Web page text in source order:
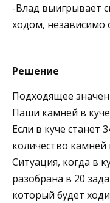
-Влад выигрывает
ходом, независимо
Решение
Подходящее
Паши камней в куче
Если в куче станет
количество
Ситуация, когда в
разобрана в 20
который будет